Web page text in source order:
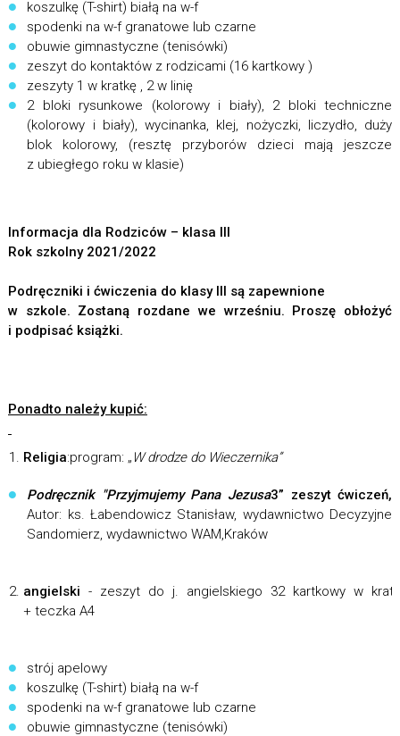
koszulkę (T-shirt) białą na w-f
spodenki na w-f granatowe lub czarne
obuwie gimnastyczne (tenisówki)
zeszyt do kontaktów z rodzicami (16 kartkowy )
zeszyty 1 w kratkę , 2 w linię
2 bloki rysunkowe (kolorowy i biały), 2 bloki techniczne
(kolorowy i biały), wycinanka, klej, nożyczki, liczydło, duży
blok kolorowy, (resztę przyborów dzieci mają jeszcze
z ubiegłego roku w klasie)
Informacja dla Rodziców – klasa III
Rok szkolny 2021/2022
Podręczniki i ćwiczenia do klasy III są zapewnione
w szkole. Zostaną rozdane we wrześniu. Proszę obłożyć
i podpisać książki.
Ponadto należy kupić:
Religia:program: „ W drodze do Wieczernika”
Podręcznik "Przyjmujemy Pana Jezusa3” zeszyt ćwiczeń,
Autor: ks. Łabendowicz Stanisław, wydawnictwo Decyzyjne
Sandomierz, wydawnictwo WAM,Kraków
angielski - zeszyt do j. angielskiego 32 kartkowy w
+ teczka A4
strój apelowy
koszulkę (T-shirt) białą na w-f
spodenki na w-f granatowe lub czarne
obuwie gimnastyczne (tenisówki)